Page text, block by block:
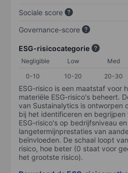
Sociale score
Governance-score
ESG-risicocategorie
Negligible Low Med
0-10 10-20 20-30
ESG-risico is een maatstaf voor
materiële ESG-risico's beheert.
van Sustainalytics is ontworpen
bij het identificeren en
ESG-risico's op bedrijfsniveau
langetermijnprestaties van
beïnvloeden. De schaal loopt
risico, hoe beter (0 staat voor
het grootste risico).